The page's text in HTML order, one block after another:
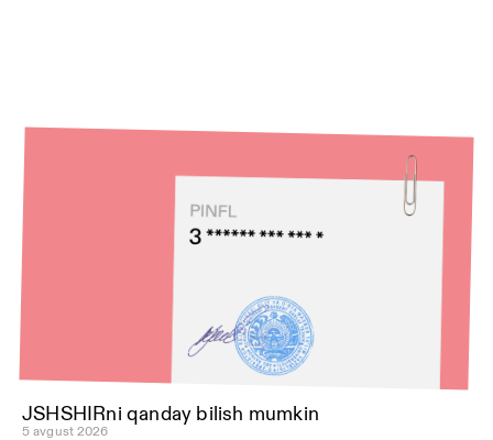
JSHSHIRni qanday bilish mumkin
5 avgust 2026